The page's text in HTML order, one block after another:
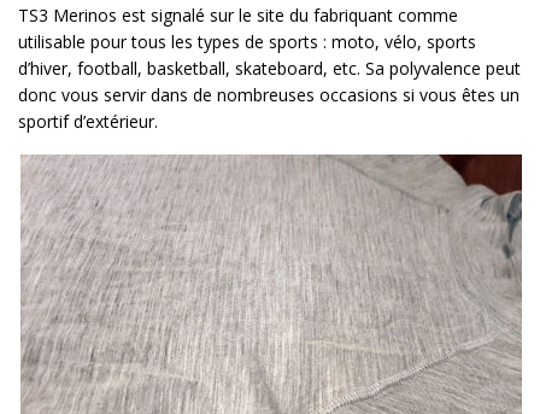
TS3 Merinos est signalé sur le site du fabriquant comme
utilisable pour tous les types de sports : moto, vélo, sports
d’hiver, football, basketball, skateboard, etc. Sa polyvalence peut
donc vous servir dans de nombreuses occasions si vous êtes un
sportif d’extérieur.